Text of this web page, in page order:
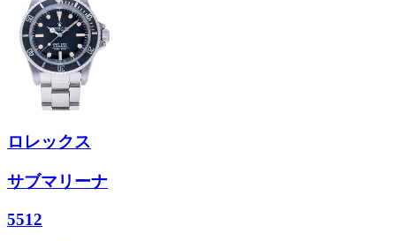
ロレックス
サブマリーナ
5512